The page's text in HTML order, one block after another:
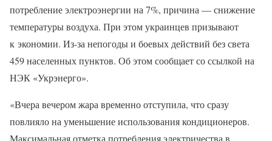
потребление электроэнергии на 7%, причина — снижение
температуры воздуха. При этом украинцев призывают
к экономии. Из-за непогоды и боевых действий без света
459 населенных пунктов. Об этом сообщает со ссылкой на
НЭК «Укрэнерго».
«Вчера вечером жара временно отступила, что сразу
повлияло на уменьшение использования кондиционеров.
Максимальная отметка потребления электричества в